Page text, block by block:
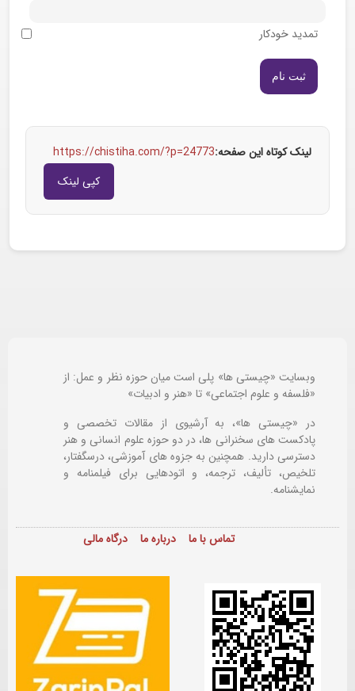
تمدید خودکار
لینک کوتاه این صفحه:https://chistiha.com/?p=24773
کپی لینک
وبسایت «چیستی ها» پلی است میان حوزه نظر و عمل: از
«فلسفه و علوم اجتماعی» تا «هنر و ادبیات»
در «چیستی ها»، به آرشیوی از مقالات تخصصی و
پادکست های سخنرانی ها، در دو حوزه علوم انسانی و هنر
دسترسی دارید. همچنین به جزوه های آموزشی، درسگفتار،
تلخیص، تألیف، ترجمه، و اتودهایی برایفیلمنامه و
نمایشنامه.
تماس با ما درباره ما درگاه مالی